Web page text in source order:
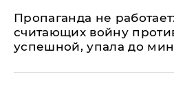
​Пропаганда не
считающих войну
успешной, упала до